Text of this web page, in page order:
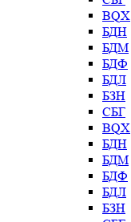
BQX
БДН
БДМ
БДФ
БДЛ
БЗН
СБГ
BQX
БДН
БДМ
БДФ
БДЛ
БЗН